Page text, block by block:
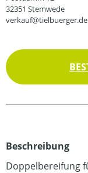
32351 Stemwede
verkauf@tielbuerger.de
Beschreibung
Doppelbereifung